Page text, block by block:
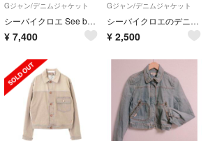
Gジャン/デニムジャケット
シーバイクロエ See by Chloe ジャケット
¥ 7,400
Gジャン/デニムジャケット
シーバイクロエのデニムジャケット
¥ 2,500